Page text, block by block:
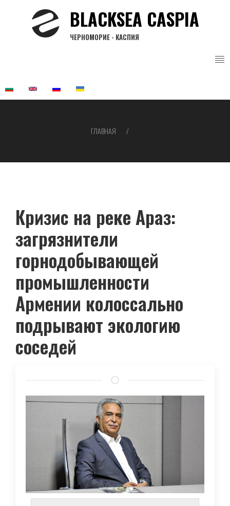
BLACKSEA CASPIA
ЧЕРНОМОРИЕ - КАСПИЯ
навигации
ГЛАВНАЯ
Кризис на реке Араз:
загрязнители
горнодобывающей
промышленности
Армении колоссально
подрывают экологию
соседей